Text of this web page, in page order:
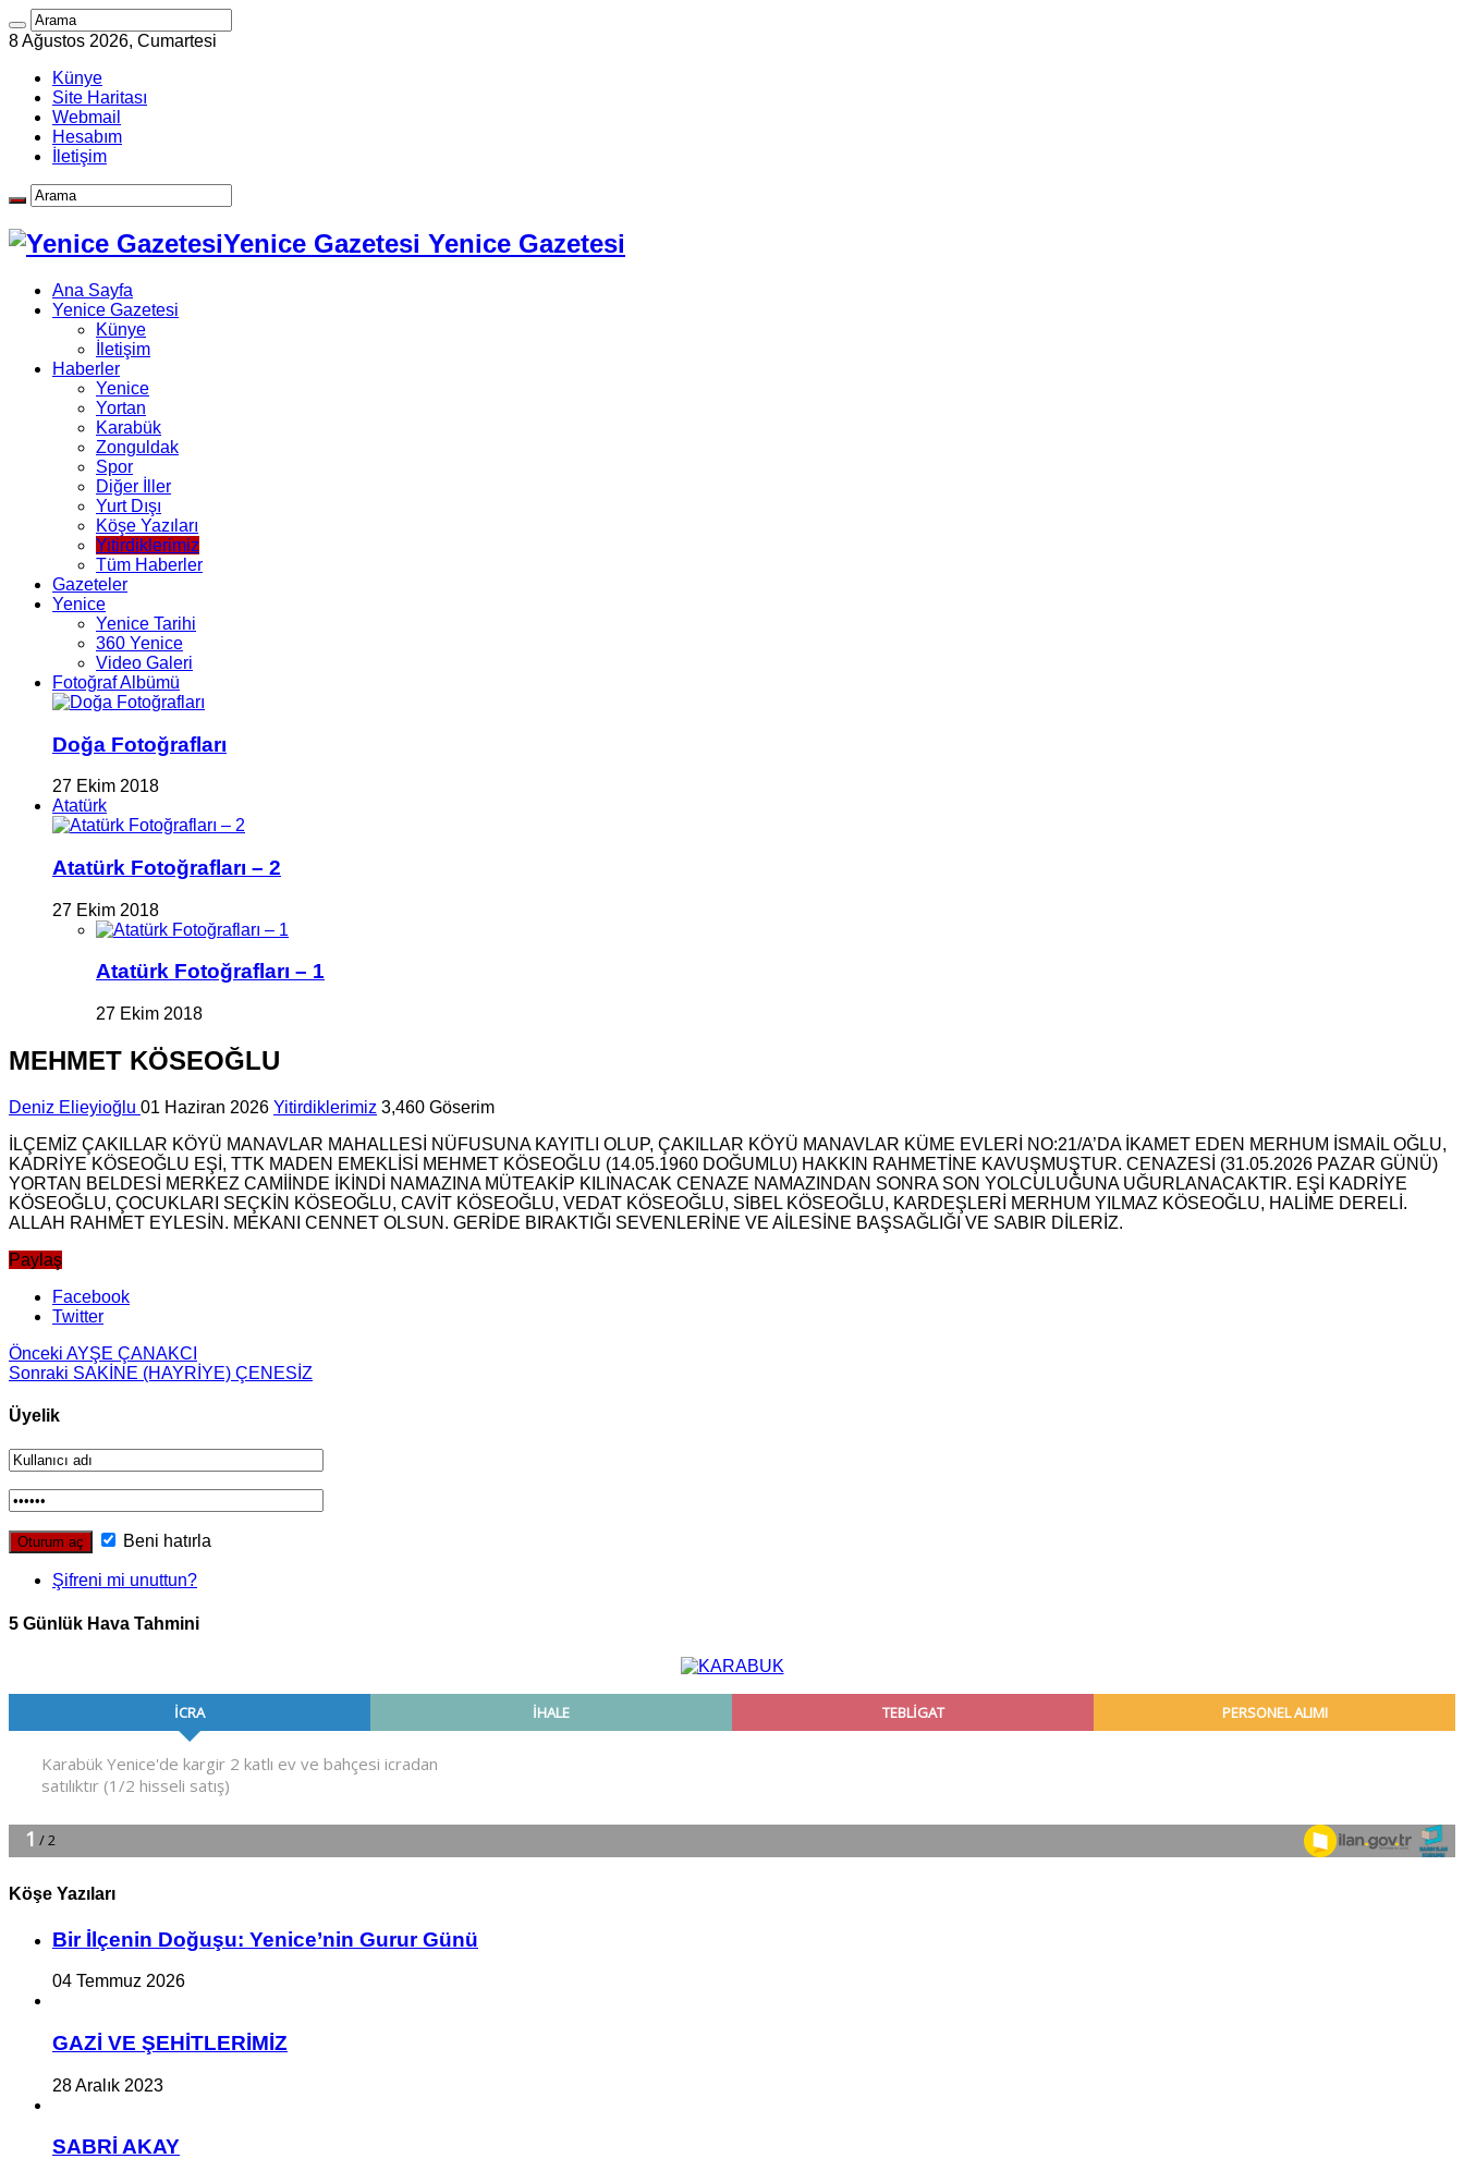
8 Ağustos 2026, Cumartesi
Künye
Site Haritası
Webmail
Hesabım
İletişim
Yenice Gazetesi Yenice Gazetesi
Ana Sayfa
Yenice Gazetesi
Künye
İletişim
Haberler
Yenice
Yortan
Karabük
Zonguldak
Spor
Diğer İller
Yurt Dışı
Köşe Yazıları
Yitirdiklerimiz
Tüm Haberler
Gazeteler
Yenice
Yenice Tarihi
360 Yenice
Video Galeri
Fotoğraf Albümü
Doğa Fotoğrafları
27 Ekim 2018
Atatürk
Atatürk Fotoğrafları – 2
27 Ekim 2018
Atatürk Fotoğrafları – 1
27 Ekim 2018
MEHMET KÖSEOĞLU
Deniz Elieyioğlu 01 Haziran 2026 Yitirdiklerimiz 3,460 Göserim
İLÇEMİZ ÇAKILLAR KÖYÜ MANAVLAR MAHALLESİ NÜFUSUNA KAYITLI OLUP, ÇAKILLAR KÖYÜ MANAVLAR KÜME EVLERİ NO:21/A’DA İKAMET EDEN MERHUM İSMAİL OĞLU,
KADRİYE KÖSEOĞLU EŞİ, TTK MADEN EMEKLİSİ MEHMET KÖSEOĞLU (14.05.1960 DOĞUMLU) HAKKIN RAHMETİNE KAVUŞMUŞTUR. CENAZESİ (31.05.2026 PAZAR GÜNÜ)
YORTAN BELDESİ MERKEZ CAMİİNDE İKİNDİ NAMAZINA MÜTEAKİP KILINACAK CENAZE NAMAZINDAN SONRA SON YOLCULUĞUNA UĞURLANACAKTIR. EŞİ KADRİYE
KÖSEOĞLU, ÇOCUKLARI SEÇKİN KÖSEOĞLU, CAVİT KÖSEOĞLU, VEDAT KÖSEOĞLU, SİBEL KÖSEOĞLU, KARDEŞLERİ MERHUM YILMAZ KÖSEOĞLU, HALİME DERELİ.
ALLAH RAHMET EYLESİN. MEKANI CENNET OLSUN. GERİDE BIRAKTIĞI SEVENLERİNE VE AİLESİNE BAŞSAĞLIĞI VE SABIR DİLERİZ.
Paylaş
Facebook
Twitter
Önceki AYŞE ÇANAKCI
Sonraki SAKİNE (HAYRİYE) ÇENESİZ
Üyelik
Beni hatırla
Şifreni mi unuttun?
5 Günlük Hava Tahmini
Köşe Yazıları
Bir İlçe­nin Do­ğu­şu: Ye­ni­ce’nin Gurur Günü
04 Temmuz 2026
GAZİ VE ŞEHİTLERİMİZ
28 Aralık 2023
SABRİ AKAY